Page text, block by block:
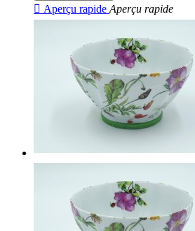
 Aperçu rapide Aperçu rapide